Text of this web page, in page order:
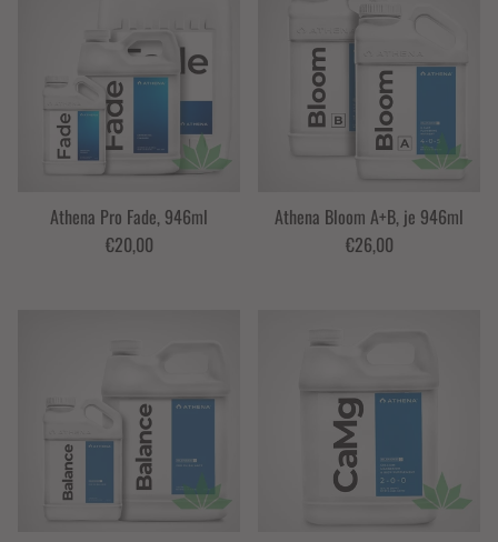
Athena Pro Fade, 946ml
€20,00
Athena Bloom A+B, je 946ml
€26,00